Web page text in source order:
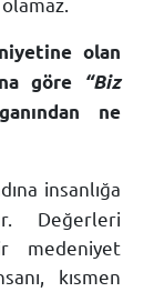
olan
göre “Biz
ne
insanlığa
Değerleri
medeniyet
kısmen